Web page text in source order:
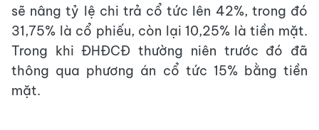
sẽ nâng tỷ lệ chi trả cổ tức lên 42%, trong đó
31,75% là cổ phiếu, còn lại 10,25% là tiền mặt.
Trong khi ĐHĐCĐ thường niên trước đó đã
thông qua phương án cổ tức 15% bằng tiền
mặt.